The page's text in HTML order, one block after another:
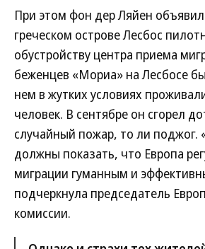
При этом фон дер Ляйен
греческом острове Лесбос
обустройству центра приема
беженцев «Мориа» на Лесбосе
нем в жутких условиях
человек. В сентябре он сгорел
случайный пожар, то ли поджог.
должны показать, что Европа
миграции гуманным и
подчеркнула председатель
комиссии.